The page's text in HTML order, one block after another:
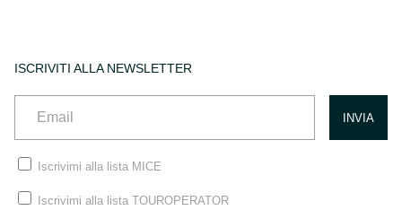
ISCRIVITI ALLA NEWSLETTER
Iscrivimi alla lista MICE
Iscrivimi alla lista TOUROPERATOR